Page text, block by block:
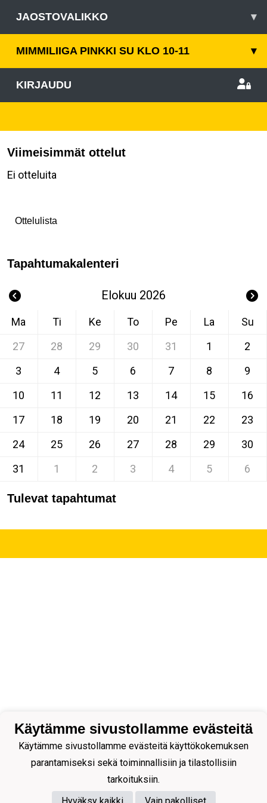
JAOSTOVALIKKO ▾
MIMMILIIGA PINKKI SU KLO 10-11 ▾
KIRJAUDU
Viimeisimmät ottelut
Ei otteluita
Ottelulista
Tapahtumakalenteri
Elokuu 2026
Ma Ti Ke To Pe La
Su
27
28 29 30 31 1
2
3
4 5 6 7 8
9
10
11 12 13 14 15
16
17
18 19 20 21 22
23
24
25 26 27 28 29
30
31
1 2 3 4 5 6
Tulevat tapahtumat
Käytämme sivustollamme evästeitä
Käytämme sivustollamme evästeitä käyttökokemuksen
parantamiseksi sekä toiminnallisiin ja tilastollisiin
tarkoituksiin.